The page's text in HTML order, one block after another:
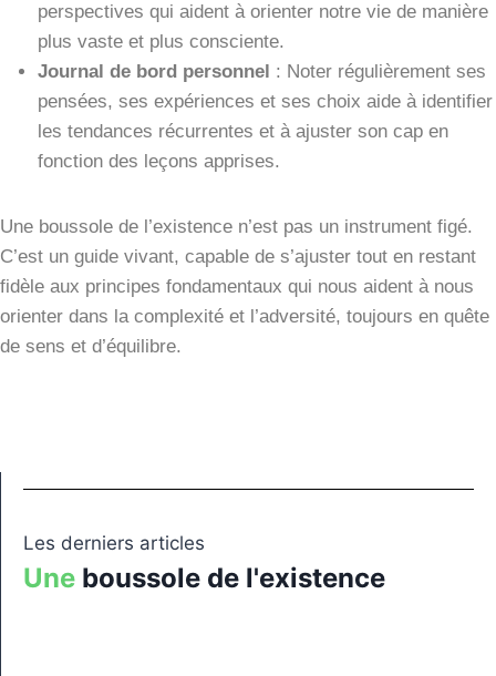
perspectives qui aident à orienter notre vie de manière
plus vaste et plus consciente.
Journal de bord personnel : Noter régulièrement ses
pensées, ses expériences et ses choix aide à identifier
les tendances récurrentes et à ajuster son cap en
fonction des leçons apprises.
Une boussole de l’existence n’est pas un instrument figé.
C’est un guide vivant, capable de s’ajuster tout en restant
fidèle aux principes fondamentaux qui nous aident à nous
orienter dans la complexité et l’adversité, toujours en quête
de sens et d’équilibre.
Les derniers articles
Une boussole de l'existence